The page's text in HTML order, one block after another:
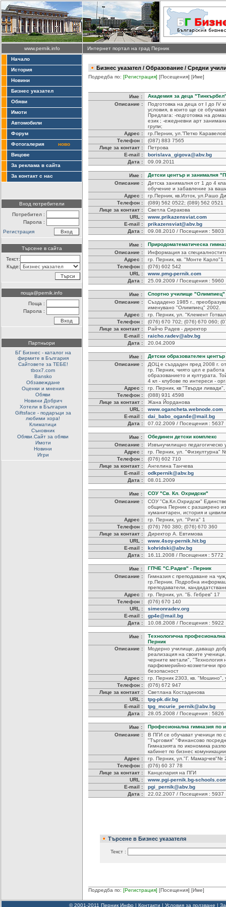
www.pernik.info
Интернет портал на град Перник
Начало
История
Новини
Бизнес указател
Обяви
Имоти
Автомобили
Форум
Фотогалерия
ново
Вицове
За реклама в сайта
За контакт с нас
Вход потребители
Потребител :
Парола :
Регистрация
Търсене в сайта
Текст:
Къде:
поща@pernik.info
Поща :
Парола :
Партньори
БГ Бизнес - каталог на
фирмите в България
Сайтовете за ТЕБЕ!
tbox7.com
Bansko
Обзавеждане
Оценки и мнения
Обяви
Новини Добрич
Хотели в България
Giftsface - подаръци за
любими хора!
Климатици
Съновник
Обяви.Сайт за обяви
Имоти
Новини
Игри
Бизнес указател / Образование / Средни
Подредба по: [Регистрация] [Посещения] [Име]
Име :
Академия за деца
Описание :
Подготовка на деца от I до IV
условия, в които ще се
Предлага: -подготовка на
език ; -ежедневни арт
групи;
Адрес :
гр.Перник, ул.”Петко
Телефон :
(087) 883 7565
Лице за контакт :
Петрова
E-mail :
borislava_gigova@abv.bg
Дата :
09.09.2011
Име :
Детски център и занималня
Описание :
Детска занималня от 1 до 4
обучение и забавление за
Адрес :
гр.Перник, кв.Изток, ул.Рашо
Телефон :
(089) 562 0522; (089) 562 0521
Лице за контакт :
Светла Сиракова
URL :
www.prikazensviat.com
E-mail :
prikazensviat@abv.bg
Дата :
09.08.2010 / Посещения : 5803
Име :
Природоматематическа
Описание :
Информация за
Адрес :
гр. Перник, кв. "Монте Карло"1
Телефон :
(076) 602 542
URL :
www.pmg-pernik.com
Дата :
25.09.2009 / Посещения : 5960
Име :
Спортно училище "Олимпиец"
Описание :
Създадено 1985 г.,
именувано "Олимпиец" 2002.
Адрес :
гр. Перник, ул. "Клемент
Телефон :
(076) 670 702; (076) 670 060;
Лице за контакт :
Райчо Радев - директор
E-mail :
raicho.radev@abv.bg
Дата :
20.04.2009
Име :
Детски образователен
Описание :
ДОЦ е създаден пред 2008 г.
гр. Перник, чиято цел е
образованието и културата.
4 кл - клубове по интереси -
Адрес :
гр. Перник, кв "Твърди
Телефон :
(088) 931 4598
Лице за контакт :
Жана Йорданова
URL :
www.ogancheta.webnode.com
E-mail :
dai_babo_ogan4e@mail.bg
Дата :
07.02.2009 / Посещения : 5637
Име :
Обединен детски комплекс
Описание :
Извънучилищно педагогическо
Адрес :
гр. Перник, ул. "Физкултурна"
Телефон :
(076) 602 710
Лице за контакт :
Ангелина Танчева
E-mail :
odkpernik@abv.bg
Дата :
08.01.2009
Име :
СОУ "Св. Кл. Охридски"
Описание :
СОУ "Св.Кл.Охридски"
община Перник с разширено
хуманитарен, история и
Адрес :
гр. Перник, ул. "Рига" 1
Телефон :
(076) 760 380; (076) 670 360
Лице за контакт :
Директор А. Евтимова
URL :
www.4soy-pernik.hit.bg
E-mail :
kohridski@abv.bg
Дата :
16.11.2008 / Посещения : 5772
Име :
ГПЧЕ "С.Радев" - Перник
Описание :
Гимназия с преподаване на
гр.Перник. Подробна
преподаватели,
Адрес :
гр. Перник, ул. "Б. Гебрев" 17
Телефон :
(076) 670 140
URL :
simeonradev.org
E-mail :
gp4e@mail.bg
Дата :
10.08.2008 / Посещения : 5922
Име :
Технологична
Перник
Описание :
Модерно училище, даващо
реализация на своите
черните метали", "Технология
парфюмерийно-козметични
безопасност
Адрес :
гр. Перник 2303, кв.
Телефон :
(076) 672 947
Лице за контакт :
Светлана Костадинова
URL :
tpg-pk.dir.bg
E-mail :
tpg_mcurie_pernik@abv.bg
Дата :
28.05.2008 / Посещения : 5826
Име :
Професионална гимназия по
Описание :
В ПГИ се обучават ученици по
"Търговия" "Финансово
Гимназията по икономика
кабинет по бизнес
Адрес :
гр. Перник, ул."Г. Мамарчев"№
Телефон :
(076) 60 37 78
Лице за контакт :
Канцелария на ПГИ
URL :
www.pgi-pernik.bg-
E-mail :
pgi_pernik@abv.bg
Дата :
22.02.2007 / Посещения : 5937
Търсене в Бизнес указателя
Текст :
Подредба по: [Регистрация] [Посещения] [Име]
© 2001-2011 Перник Инфо | Контакти | Условия за ползване |